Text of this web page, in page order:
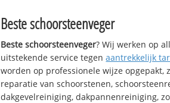
Beste schoorsteenveger
Beste schoorsteenveger? Wij werken op
uitstekende service tegenaantrekkelijk
worden op professionele wijze opgepakt,
reparatie van schoorstenen,
dakgevelreiniging, dakpannenreiniging,